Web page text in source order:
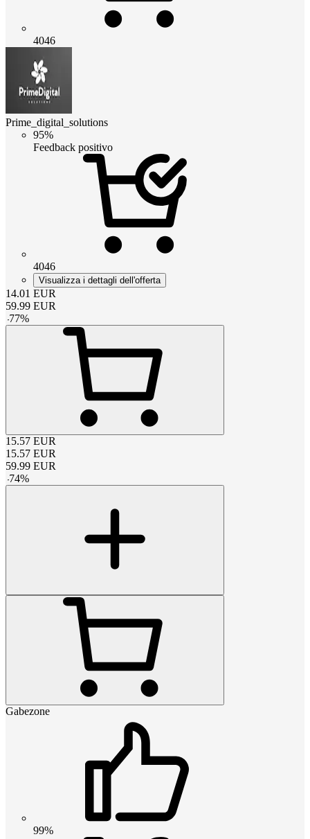
4046
Prime_digital_solutions
95%
Feedback positivo
4046
Visualizza i dettagli dell'offerta
14.01 EUR
59.99 EUR
-77%
15.57 EUR
15.57 EUR
59.99 EUR
-74%
Gabezone
99%